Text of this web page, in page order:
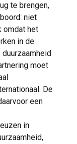
te brengen,
niet
omdat het
in de
moet
De
een
in